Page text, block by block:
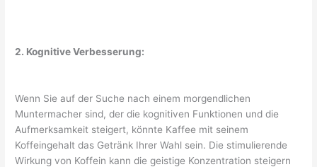
2. Kognitive Verbesserung:
Wenn Sie auf der Suche nach einem morgendlichen
Muntermacher sind, der die kognitiven Funktionen und die
Aufmerksamkeit steigert, könnte Kaffee mit seinem
Koffeingehalt das Getränk Ihrer Wahl sein. Die stimulierende
Wirkung von Koffein kann die geistige Konzentration steigern